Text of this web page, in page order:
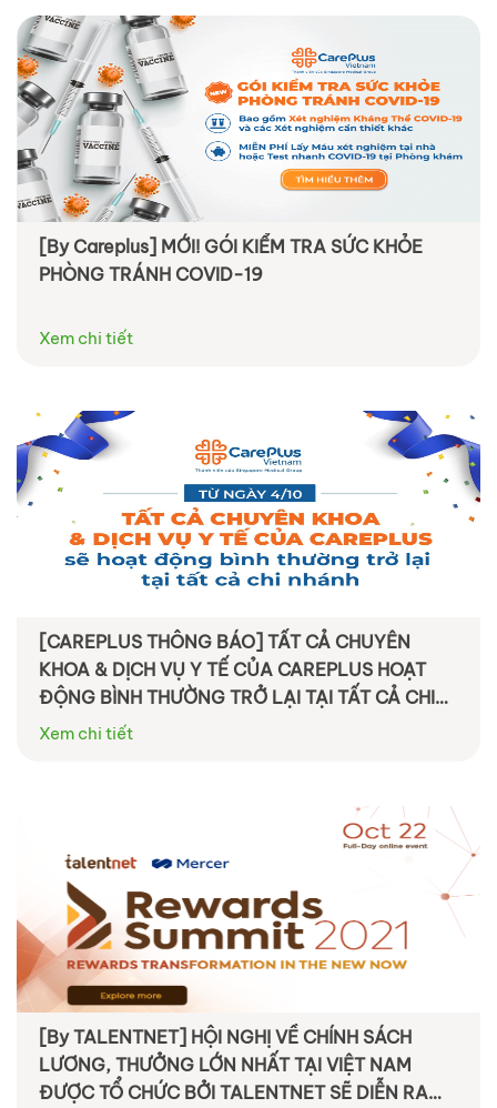
[By Careplus] MỚI! GÓI KIỂM TRA SỨC KHỎE
PHÒNG TRÁNH COVID-19
Xem chi tiết
[CAREPLUS THÔNG BÁO] TẤT CẢ CHUYÊN
KHOA & DỊCH VỤ Y TẾ CỦA CAREPLUS HOẠT
ĐỘNG BÌNH THƯỜNG TRỞ LẠI TẠI TẤT CẢ CHI
NHÁNH TỪ NGÀY 4/10
Xem chi tiết
[By TALENTNET] HỘI NGHỊ VỀ CHÍNH SÁCH
LƯƠNG, THƯỞNG LỚN NHẤT TẠI VIỆT NAM
ĐƯỢC TỔ CHỨC BỞI TALENTNET SẼ DIỄN RA